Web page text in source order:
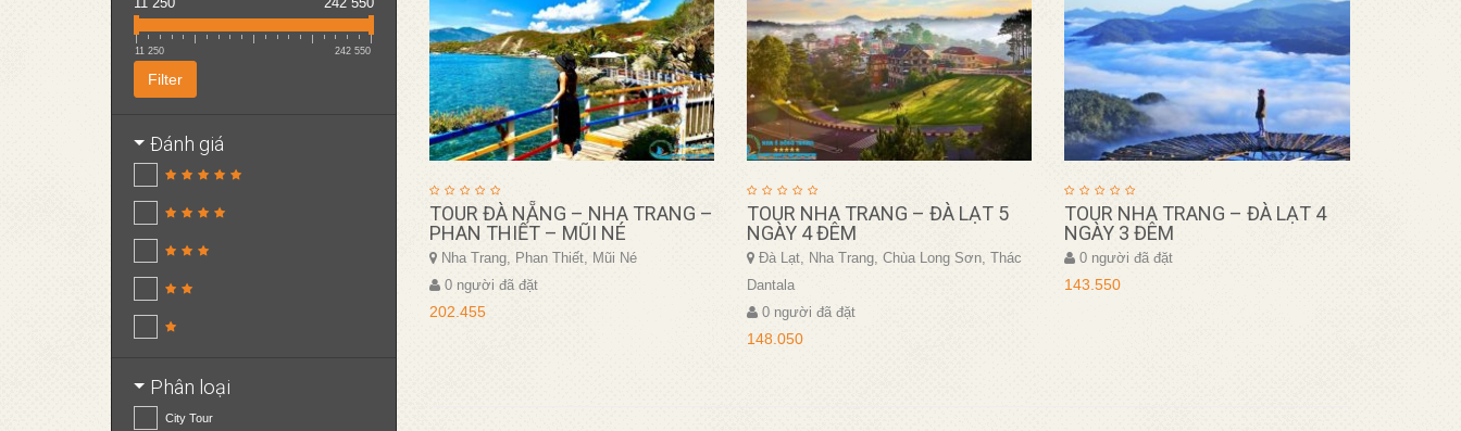
11 250 242 550
Filter
Đánh giá
Phân loại
City Tour
TOUR ĐÀ NẴNG – NHA TRANG –
PHAN THIẾT – MŨI NÉ
Nha Trang, Phan Thiết, Mũi Né
0 người đã đặt
202.455
TOUR NHA TRANG – ĐÀ LẠT 5
NGÀY 4 ĐÊM
Đà Lạt, Nha Trang, Chùa Long Sơn, Thác
Dantala
0 người đã đặt
148.050
TOUR NHA TRANG – ĐÀ LẠT 4
NGÀY 3 ĐÊM
0 người đã đặt
143.550